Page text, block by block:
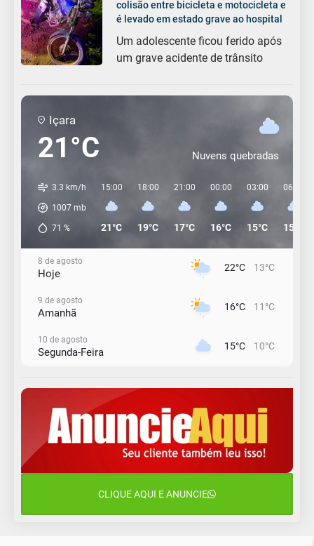
colisão entre bicicleta e motocicleta e
é levado em estado grave ao hospital
Um adolescente ficou ferido após
um grave acidente de trânsito
Içara
21°C Nuvens quebradas
3.3 km/h
1007 mb
71 %
15:00
21°C
18:00
19°C
21:00
17°C
00:00
16°C
03:00
15°C
06:00
15°C
8 de agosto
Hoje 22°C 13°C
9 de agosto
Amanhã 16°C 11°C
10 de agosto
Segunda-Feira 15°C 10°C
Terça-Feira 13°C 11°C
12 de agosto
Quarta-Feira
Quinta-Feira
CLIQUE AQUI E ANUNCIE